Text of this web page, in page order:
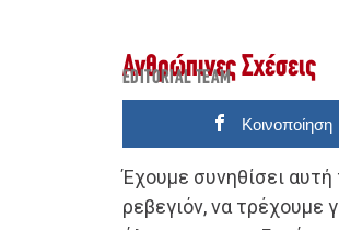
Ανθρώπινες Σχέσεις
EDITORIAL TEAM
Κοινοποίηση
Έχουμε συνηθίσει
ρεβεγιόν, να τρέχουμε